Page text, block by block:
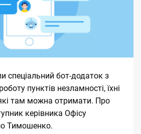
спеціальний бот-додаток з
пунктів незламності, їхні
там можна отримати. Про
керівника Офісу
Тимошенко.